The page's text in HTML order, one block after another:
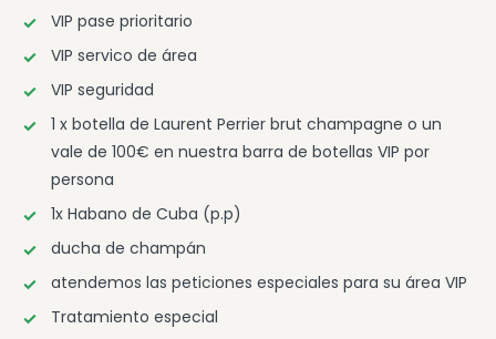
VIP pase prioritario
VIP servico de área
VIP seguridad
1 x botella de Laurent Perrier brut champagne o un
vale de 100€ en nuestra barra de botellas VIP por
persona
1x Habano de Cuba (p.p)
ducha de champán
atendemos las peticiones especiales para su área VIP
Tratamiento especial